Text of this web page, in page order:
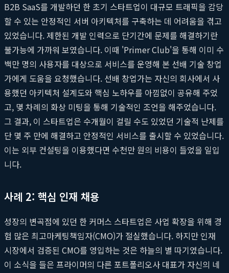
B2B SaaS를 개발하던 한 초기 스타트업이 대규모 트래픽을 감당
할 수 있는 안정적인 서버 아키텍처를 구축하는 데 어려움을 겪고
있었습니다. 제한된 개발 인력으로 단기간에 문제를 해결하기란
불가능에 가까워 보였습니다. 이때 'Primer Club'을 통해 이미 수
백만 명의 사용자를 대상으로 서비스를 운영해 본 선배 기술 창업
가에게 도움을 요청했습니다. 선배 창업가는 자신의 회사에서 사
용했던 아키텍처 설계도와 핵심 노하우를 아낌없이 공유해 주었
고, 몇 차례의 화상 미팅을 통해 기술적인 조언을 해주었습니다.
그 결과, 이 스타트업은 수개월이 걸릴 수도 있었던 기술적 난제를
단 몇 주 만에 해결하고 안정적인 서비스를 출시할 수 있었습니다.
이는 외부 컨설팅을 이용했다면 수천만 원의 비용이 들었을 일입
니다.
사례 2: 핵심 인재 채용
성장의 변곡점에 있던 한 커머스 스타트업은 사업 확장을 위해 경
험 많은 최고마케팅책임자(CMO)가 절실했습니다. 하지만 인재
시장에서 검증된 CMO를 영입하는 것은 하늘의 별 따기였습니다.
이 소식을 들은 프라이머의 다른 포트폴리오사 대표가 자신의 네